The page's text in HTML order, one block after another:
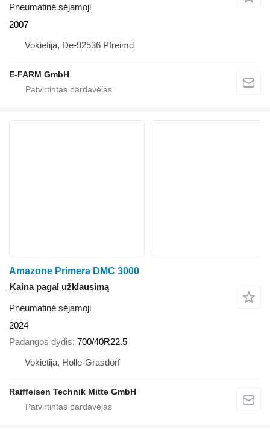
Pneumatinė sėjamoji
2007
Vokietija, De-92536 Pfreimd
E-FARM GmbH
Amazone Primera DMC 3000
Kaina pagal užklausimą
Pneumatinė sėjamoji
2024
Padangos dydis 700/40R22.5
Vokietija, Holle-Grasdorf
Raiffeisen Technik Mitte GmbH